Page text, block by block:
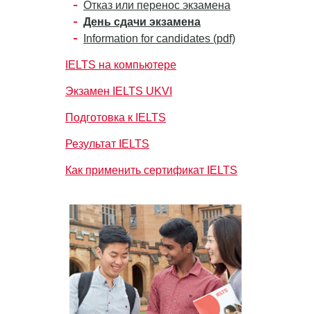
Отказ или перенос экзамена
День сдачи экзамена
Information for candidates (pdf)
IELTS на компьютере
Экзамен IELTS UKVI
Подготовка к IELTS
Результат IELTS
Как применить сертификат IELTS